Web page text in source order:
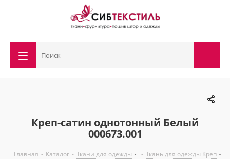
Креп-сатин однотонный Белый
000673.001
Главная - Каталог - Ткани для одежды - Ткань для одежды Креп